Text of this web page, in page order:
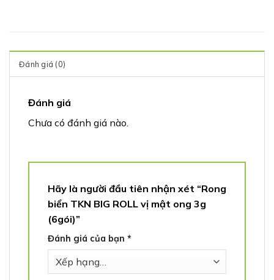
Đánh giá (0)
Đánh giá
Chưa có đánh giá nào.
Hãy là người đầu tiên nhận xét “Rong
biển TKN BIG ROLL vị mật ong 3g
(6gói)”
Đánh giá của bạn *